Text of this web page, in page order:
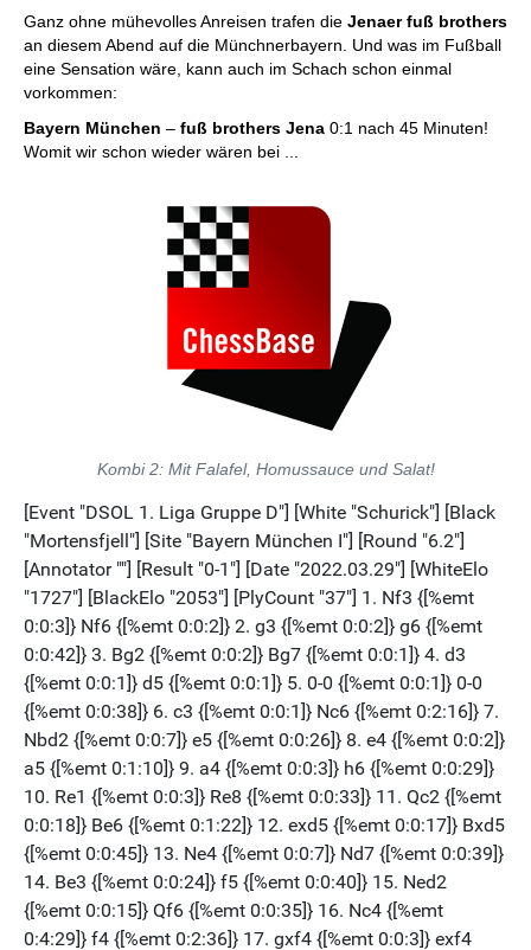
Ganz ohne mühevolles Anreisen trafen die Jenaer fuß brothers
an diesem Abend auf die Münchnerbayern. Und was im Fußball
eine Sensation wäre, kann auch im Schach schon einmal
vorkommen:
Bayern München – fuß brothers Jena 0:1 nach 45 Minuten!
Womit wir schon wieder wären bei ...
Kombi 2: Mit Falafel, Homussauce und Salat!